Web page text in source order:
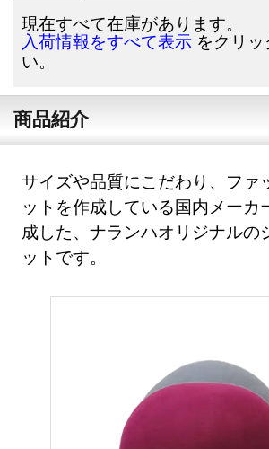
現在すべて在庫があります。
入荷情報をすべて表示 をクリ
い。
商品紹介
サイズや品質にこだわり、ファ
ットを作成している国内メーカ
成した、ナランハオリジナルの
ットです。